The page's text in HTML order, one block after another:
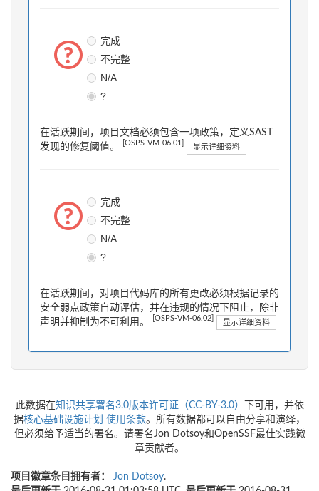
完成
不完整
N/A
?
在活跃期间，项目文档必须包含一项政策，定义SAST
发现的修复阈值。
[OSPS-VM-06.01] 显示详细资料
完成
不完整
N/A
?
在活跃期间，对项目代码库的所有更改必须根据记录的
安全弱点政策自动评估，并在违规的情况下阻止，除非
声明并抑制为不可利用。
[OSPS-VM-06.02] 显示详细资料
此数据在知识共享署名3.0版本许可证（CC-BY-3.0）
下可用，并依
据核心基础设施计划 使用条款。所有数据都可以自由分享和演绎，
但必须给予适当的署名。请署名Jon Dotsoy和OpenSSF最佳实践徽
章贡献者。
项目徽章条目拥有者： Jon Dotsoy.